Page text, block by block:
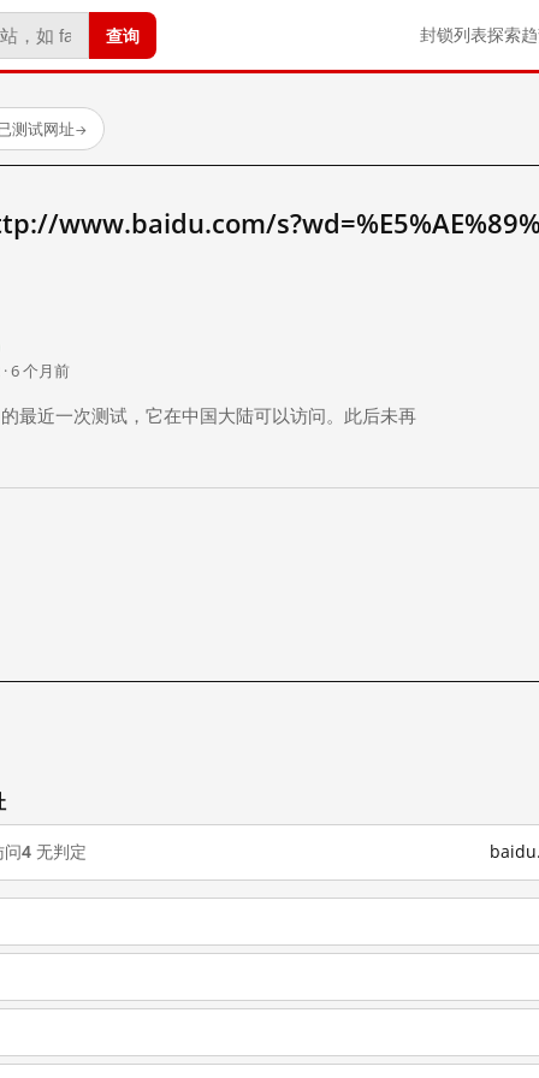
查询 封锁列表探索
测试网址→
www.baidu.com/
6 个月前
最近一次测试，它在中国大陆可以访问。此后未再
问4 无判定